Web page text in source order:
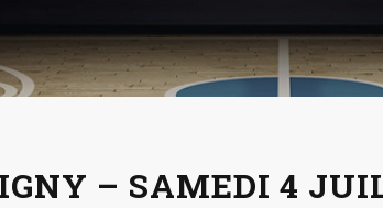
– SAMEDI 4